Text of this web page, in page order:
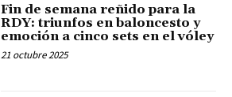
Fin de semana reñido para la
RDY: triunfos en baloncesto y
emoción a cinco sets en el vóley
21 octubre 2025